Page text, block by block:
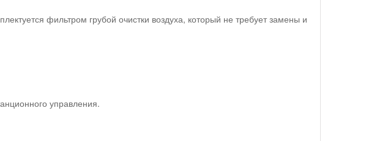
фильтром грубой очистки воздуха, который не требует замены и
управления.